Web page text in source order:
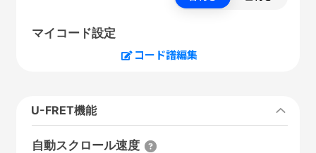
マイコード設定
コード譜編集
U-FRET機能
自動スクロール速度